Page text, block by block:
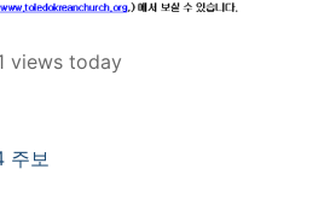
views today
주보